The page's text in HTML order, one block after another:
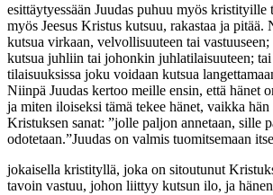
esittäytyessään Juudas puhuu myös kristityille
myös Jeesus Kristus kutsuu, rakastaa ja
kutsua virkaan, velvollisuuteen tai vastuuseen;
kutsua juhliin tai johonkin juhlatilaisuuteen;
tilaisuuksissa joku voidaan kutsua
Niinpä Juudas kertoo meille ensin, että hänet
ja miten iloiseksi tämä tekee hänet, vaikka
Kristuksen sanat: ”jolle paljon annetaan, sille
odotetaan.”Juudas on valmis tuomitsemaan
jokaisella kristityllä, joka on sitoutunut
tavoin vastuu, johon liittyy kutsun ilo, ja